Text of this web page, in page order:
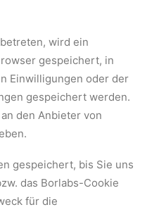
wird ein
gespeichert, in
Einwilligungen oder der
gespeichert werden.
den Anbieter von
gespeichert, bis Sie uns
das Borlabs-Cookie
für die